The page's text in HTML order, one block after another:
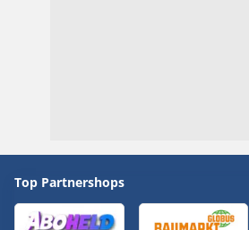
Top Partnershops